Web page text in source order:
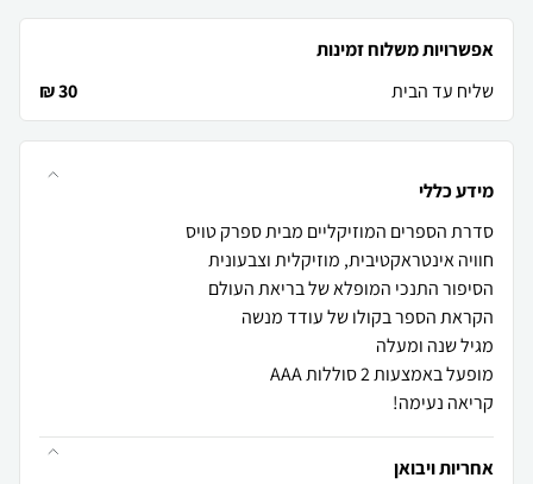
אפשרויות משלוח זמינות
שליח עד הבית
30 ₪
מידע כללי
קריאה נעימה!
אחריות ויבואן